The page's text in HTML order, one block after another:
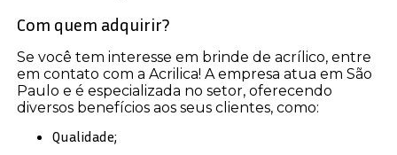
Com quem adquirir?
Se você tem interesse em brinde de acrílico, entre
em contato com a Acrilica! A empresa atua em São
Paulo e é especializada no setor, oferecendo
diversos benefícios aos seus clientes, como:
Qualidade;